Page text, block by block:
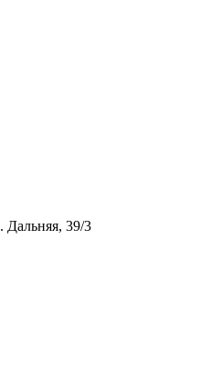
Дальняя, 39/3